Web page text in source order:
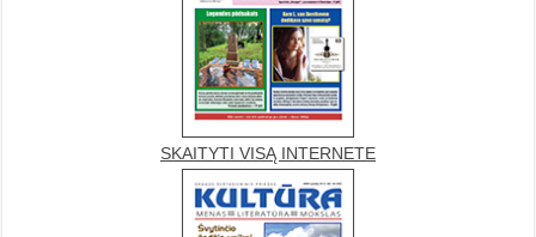
SKAITYTI VISĄ INTERNETE